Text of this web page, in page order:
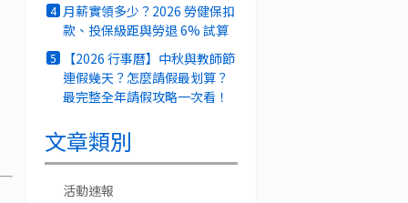
4 月薪實領多少？2026 勞健保扣
款、投保級距與勞退 6% 試算
5
【2026 行事曆】中秋與教師節
連假幾天？怎麼請假最划算？
最完整全年請假攻略一次看！
文章類別
活動速報